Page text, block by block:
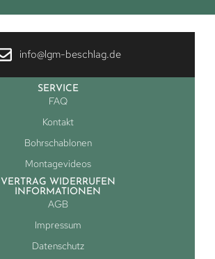
info@lgm-beschlag.de
SERVICE
FAQ
Kontakt
Bohrschablonen
Montagevideos
VERTRAG WIDERRUFEN
INFORMATIONEN
AGB
Impressum
Datenschutz